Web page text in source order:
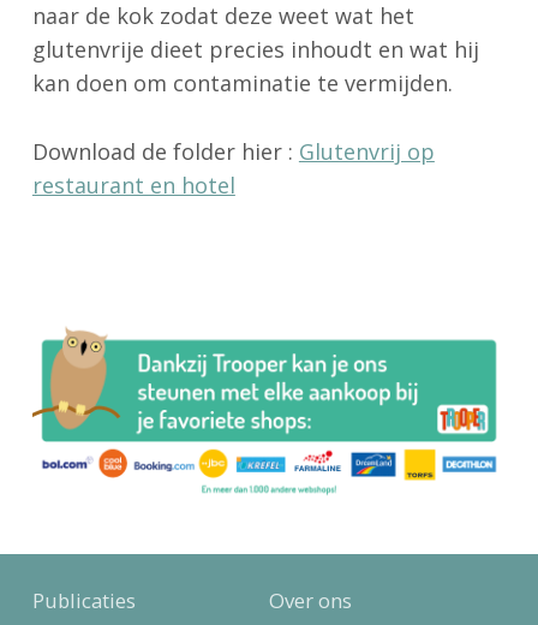
naar de kok zodat deze weet wat het
glutenvrije dieet precies inhoudt en wat hij
kan doen om contaminatie te vermijden.
Download de folder hier : Glutenvrij op
restaurant en hotel
Publicaties Over ons